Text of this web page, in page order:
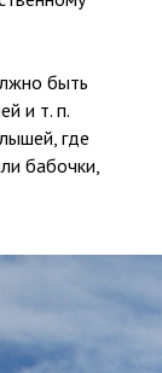
быть
и т. п.
где
бабочки,